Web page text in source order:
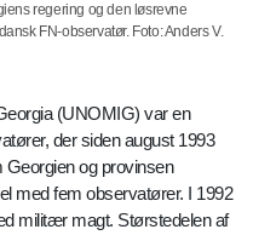
regering og den løsrevne
FN-observatør. Foto: Anders V.
(UNOMIG) var en
der siden august 1993
og provinsen
med fem observatører. I 1992
militær magt. Størstedelen af